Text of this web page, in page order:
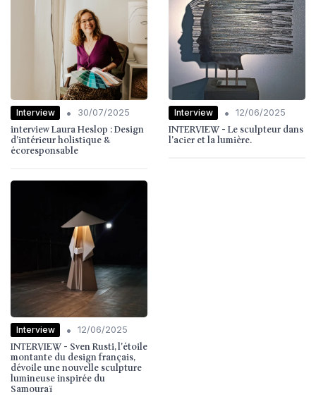
Interview • 30/07/2025
interview Laura Heslop : Design
d’intérieur holistique &
écoresponsable
Interview • 12/06/2025
INTERVIEW - Le sculpteur dans
l'acier et la lumière.
Interview • 12/06/2025
INTERVIEW - Sven Rusti, l'étoile
montante du design français,
dévoile une nouvelle sculpture
lumineuse inspirée du
Samouraï